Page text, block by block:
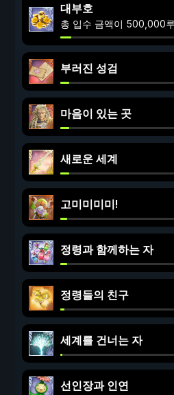
대부호
총 입수 금액이 500,000
부러진 성검
마음이 있는 곳
새로운 세계
고미미미미!
정령과 함께하는 자
정령들의 친구
세계를 건너는 자
선인장과 인연